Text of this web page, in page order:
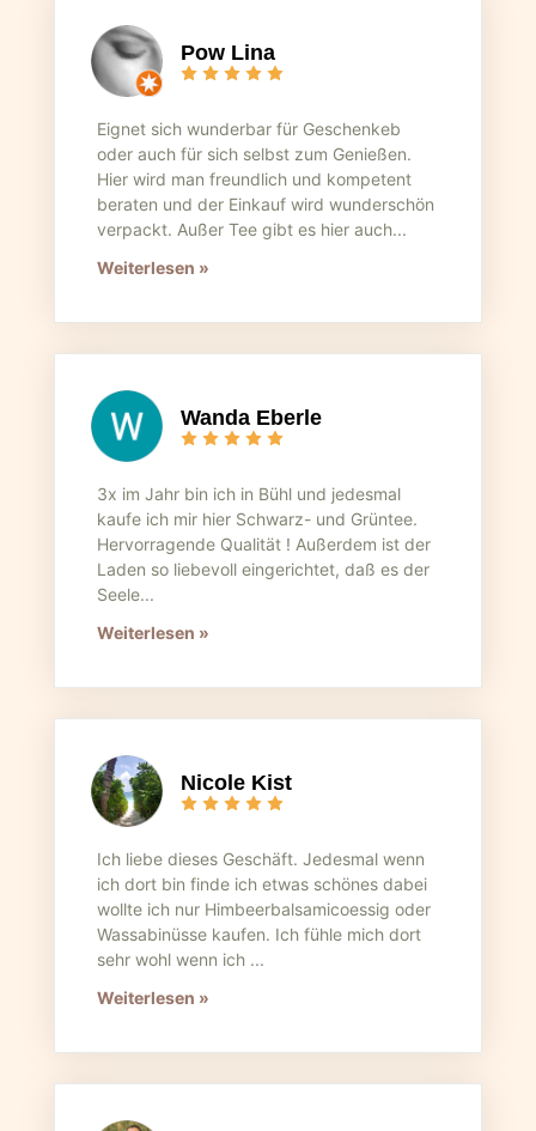
Pow Lina
Eignet sich wunderbar für Geschenkeb
oder auch für sich selbst zum Genießen.
Hier wird man freundlich und kompetent
beraten und der Einkauf wird wunderschön
verpackt. Außer Tee gibt es hier auch...
Weiterlesen »
Wanda Eberle
3x im Jahr bin ich in Bühl und jedesmal
kaufe ich mir hier Schwarz- und Grüntee.
Hervorragende Qualität ! Außerdem ist der
Laden so liebevoll eingerichtet, daß es der
Seele...
Weiterlesen »
Nicole Kist
Ich liebe dieses Geschäft. Jedesmal wenn
ich dort bin finde ich etwas schönes dabei
wollte ich nur Himbeerbalsamicoessig oder
Wassabinüsse kaufen. Ich fühle mich dort
sehr wohl wenn ich ...
Weiterlesen »